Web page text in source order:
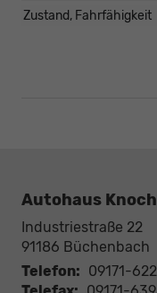
Zustand, Fahrfähigkeit
Autohaus Knoch
Industriestraße 22
91186 Büchenbach
Telefon: 09171-